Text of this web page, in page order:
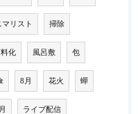
マリスト 掃除
化 風呂敷 包
8月 花火 蟬
ライブ配信